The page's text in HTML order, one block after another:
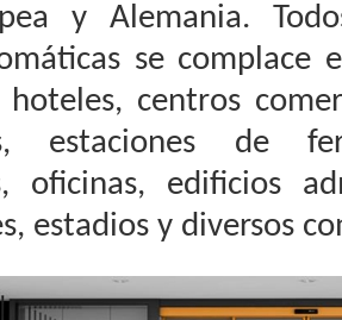
y Alemania.
se complace
hoteles, centros
estaciones de
oficinas, edificios
estadios y diversos